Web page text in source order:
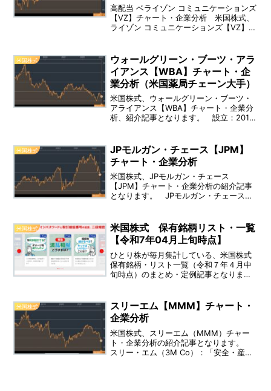
高配当 ベライゾン コミュニケーションズ
【VZ】チャート・企業分析 米国株式、
ライゾン コミュニケーションズ【VZ】チ
米国株式
ウォールグリーン・ブーツ・アラ
イアンス【WBA】チャート・企
業分析（米国薬局チェーン大手）
米国株式、ウォールグリーン・ブーツ・
アライアンス【WBA】チャート・企業分
析、紹介記事となります。 設立：2014
5.24％（直近） 事業内容：ウォルグリ
ーン･ブーツ･アライアンス（Walgreens
Boots Alliance Inc）は、ヘルスケア・薬
局・小売業を統合した企業です。
米国株式
JPモルガン・チェース【JPM】
チャート・企業分析
米国株式、JPモルガン・チェース
【JPM】チャート・企業分析の紹介記事
となります。 JPモルガン・チェース
金融持株会社です。 創業日：1799年、
上場：1969年3月、決算：12月、業種：
金融業、配当利回り：3.30％
米国株式
米国株式 保有銘柄リスト・一覧
【令和7年04月上旬時点】
ひとり株が毎月集計している、米国株式
保有銘柄・リスト一覧（令和７年４月中
旬時点）のまとめ・定例記事となりま
米国株式
スリーエム【MMM】チャート・
企業分析
米国株式、スリーエム（MMM）チャー
ト・企業分析の紹介記事となります。
スリー・エム（3M Co）：「安全・産